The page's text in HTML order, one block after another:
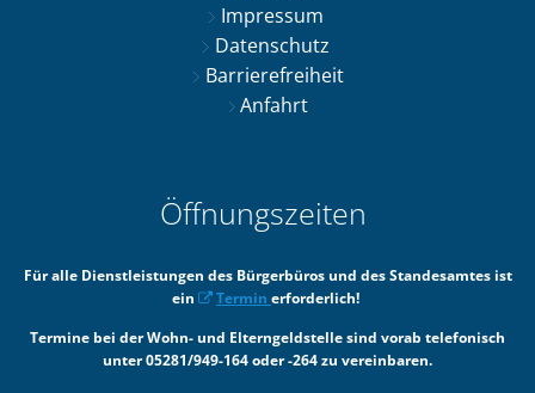
Impressum
Datenschutz
Barrierefreiheit
Anfahrt
Öffnungszeiten
Für alle Dienstleistungen des Bürgerbüros und des Standesamtes ist
ein
Termin erforderlich!
Termine bei der Wohn- und Elterngeldstelle sind vorab telefonisch
unter 05281/949-164 oder -264 zu vereinbaren.